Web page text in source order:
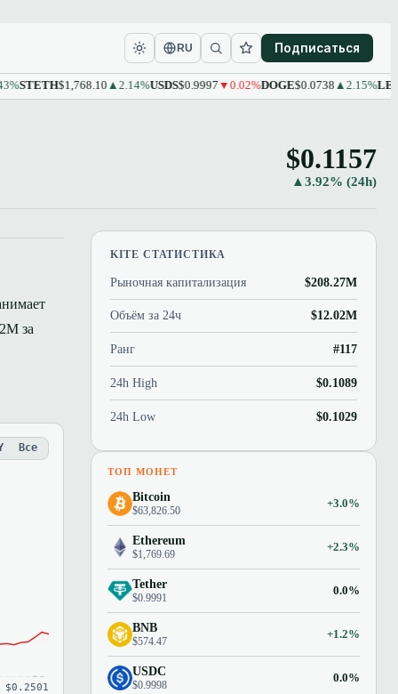
RU Подписаться
$1,768.10▲2.14% USDS$0.9997▼0.02%DOGE$0.0738▲2.15% LEO$9.61
$0.1157
▲3.92% (24h)
за
Все
$0.2501
KITE СТАТИСТИКА
Рыночная капитализация $208.27M
Объём за 24ч $12.02M
Ранг #117
24h High $0.1089
24h Low $0.1029
ТОП МОНЕТ
Bitcoin
$63,826.50
+3.0%
Ethereum
$1,769.69
+2.3%
Tether
$0.9991
0.0%
BNB
$574.47
+1.2%
USDC
$0.9998
0.0%